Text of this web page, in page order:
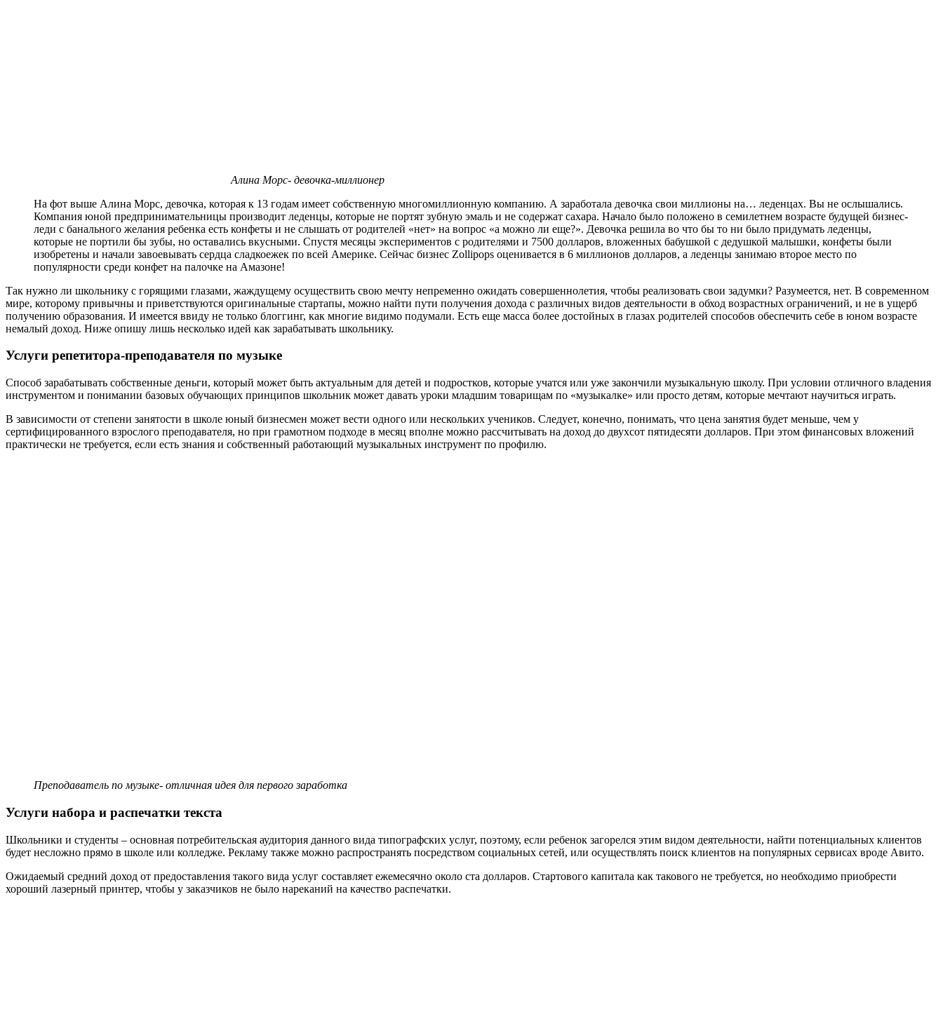
Алина Морс- девочка-миллионер
На фот выше Алина Морс, девочка, которая к 13 годам имеет собственную многомиллионную компанию. А заработала девочка свои миллионы на… леденцах. Вы не ослышались.
Компания юной предпринимательницы производит леденцы, которые не портят зубную эмаль и не содержат сахара. Начало было положено в семилетнем возрасте будущей бизнес-
леди с банального желания ребенка есть конфеты и не слышать от родителей «нет» на вопрос «а можно ли еще?». Девочка решила во что бы то ни было придумать леденцы,
которые не портили бы зубы, но оставались вкусными. Спустя месяцы экспериментов с родителями и 7500 долларов, вложенных бабушкой с дедушкой малышки, конфеты были
изобретены и начали завоевывать сердца сладкоежек по всей Америке. Сейчас бизнес Zollipops оценивается в 6 миллионов долларов, а леденцы занимаю второе место по
популярности среди конфет на палочке на Амазоне!
Так нужно ли школьнику с горящими глазами, жаждущему осуществить свою мечту непременно ожидать совершеннолетия, чтобы реализовать свои задумки? Разумеется, нет. В современном
мире, которому привычны и приветствуются оригинальные стартапы, можно найти пути получения дохода с различных видов деятельности в обход возрастных ограничений, и не в ущерб
получению образования. И имеется ввиду не только блоггинг, как многие видимо подумали. Есть еще масса более достойных в глазах родителей способов обеспечить себе в юном возрасте
немалый доход. Ниже опишу лишь несколько идей как зарабатывать школьнику.
Услуги репетитора-преподавателя по музыке
Способ зарабатывать собственные деньги, который может быть актуальным для детей и подростков, которые учатся или уже закончили музыкальную школу. При условии отличного владения
инструментом и понимании базовых обучающих принципов школьник может давать уроки младшим товарищам по «музыкалке» или просто детям, которые мечтают научиться играть.
В зависимости от степени занятости в школе юный бизнесмен может вести одного или нескольких учеников. Следует, конечно, понимать, что цена занятия будет меньше, чем у
сертифицированного взрослого преподавателя, но при грамотном подходе в месяц вполне можно рассчитывать на доход до двухсот пятидесяти долларов. При этом финансовых вложений
практически не требуется, если есть знания и собственный работающий музыкальных инструмент по профилю.
Преподаватель по музыке- отличная идея для первого заработка
Услуги набора и распечатки текста
Школьники и студенты – основная потребительская аудитория данного вида типографских услуг, поэтому, если ребенок загорелся этим видом деятельности, найти потенциальных клиентов
будет несложно прямо в школе или колледже. Рекламу также можно распространять посредством социальных сетей, или осуществлять поиск клиентов на популярных сервисах вроде Авито.
Ожидаемый средний доход от предоставления такого вида услуг составляет ежемесячно около ста долларов. Стартового капитала как такового не требуется, но необходимо приобрести
хороший лазерный принтер, чтобы у заказчиков не было нареканий на качество распечатки.